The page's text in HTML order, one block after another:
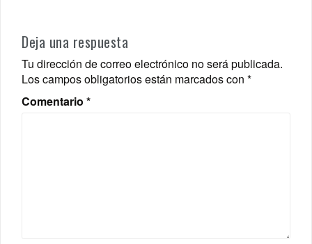
Deja una respuesta
Tu dirección de correo electrónico no será publicada.
Los campos obligatorios están marcados con *
Comentario *